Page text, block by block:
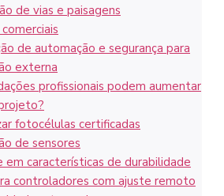
de vias e paisagens
de automação e segurança para
externa
profissionais podem aumentar
fotocélulas certificadas
de sensores
em características de durabilidade
controladores com ajuste remoto